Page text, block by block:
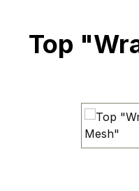
Top
Bildergalerie